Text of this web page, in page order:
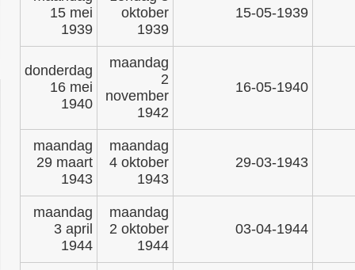
15 mei
1939
oktober
1939
15-05-1939
donderdag
16 mei
1940
maandag
2
november
1942
16-05-1940
maandag
29 maart
1943
maandag
4 oktober
1943
29-03-1943
maandag
3 april
1944
maandag
2 oktober
1944
03-04-1944